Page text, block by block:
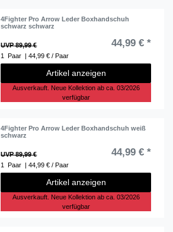
4Fighter Pro Arrow Leder Boxhandschuh
schwarz schwarz
UVP 89,99 € 44,99 € *
1 Paar | 44,99 € / Paar
Artikel anzeigen
Ausverkauft. Neue Kollektion ab ca. 03/2026
verfügbar
4Fighter Pro Arrow Leder Boxhandschuh weiß
schwarz
UVP 89,99 € 44,99 € *
1 Paar | 44,99 € / Paar
Artikel anzeigen
Ausverkauft. Neue Kollektion ab ca. 03/2026
verfügbar